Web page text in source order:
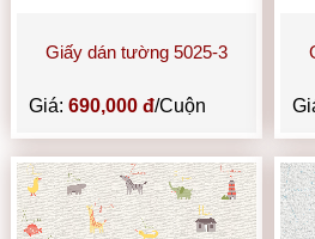
Giấy dán tường 5025-3
Giá:690,000 đ/Cuộn